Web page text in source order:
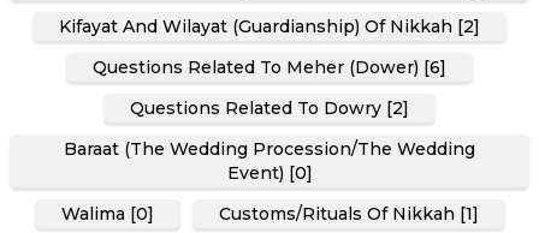
Kifayat And Wilayat (Guardianship) Of Nikkah [2]
Questions Related To Meher (Dower) [6]
Questions Related To Dowry [2]
Baraat (The Wedding Procession/the Wedding
Event) [0]
Walima [0]
Customs/Rituals Of Nikkah [1]